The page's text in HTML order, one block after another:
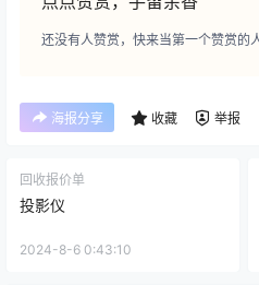
还没有人赞赏，快来当第一个赞赏的人
海报分享 收藏 举报
回收报价单
投影仪
2024-8-6 0:43:10